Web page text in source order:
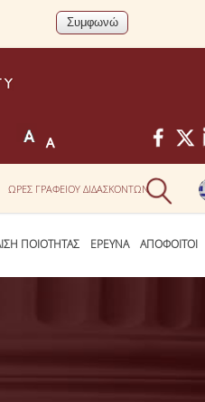
ΩΡΕΣ ΓΡΑΦΕΙΟΥ ΔΙΔΑΣΚΟΝΤΩΝ
ΠΟΙΟΤΗΤΑΣ ΕΡΕΥΝΑ ΑΠΟΦΟΙΤΟΙ